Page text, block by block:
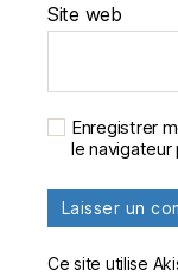
Site web
Enregistrer
le navigateur
Ce site utilise